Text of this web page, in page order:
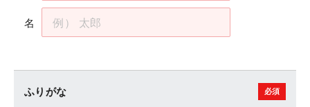
名
ふりがな